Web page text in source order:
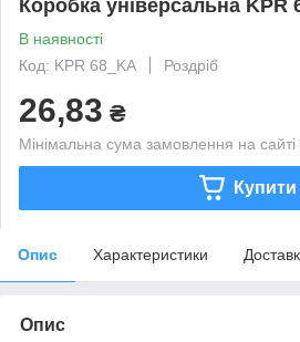
Коробка універсальна
В наявності
Код: KPR 68_KA
Роздріб
26,83 ₴
Мінімальна сума замовлення на
Купити
Опис Характеристики
Опис